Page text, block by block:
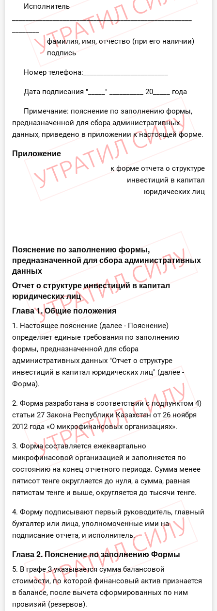
Исполнитель
_____________________________________________________
фамилия, имя, отчество (при его наличии)
подпись
Номер телефона:_________________________
Дата подписания "_____" __________ 20_____ года
Примечание: пояснение по заполнению формы,
предназначенной для сбора административных
данных, приведено в приложении к настоящей форме.
Приложение
к форме отчета о структуре
инвестиций в капитал
юридических лиц
Пояснение по заполнению формы,
предназначенной для сбора административных
данных
Отчет о структуре инвестиций в капитал
юридических лиц
Глава 1. Общие положения
1. Настоящее пояснение (далее - Пояснение)
определяет единые требования по заполнению
формы, предназначенной для сбора
административных данных "Отчет о структуре
инвестиций в капитал юридических лиц" (далее -
Форма).
2. Форма разработана в соответствии с подпунктом 4)
статьи 27 Закона Республики Казахстан от 26 ноября
2012 года «О микрофинансовых организациях».
3. Форма составляется ежеквартально
микрофинасовой организацией и заполняется по
состоянию на конец отчетного периода. Сумма менее
пятисот тенге округляется до нуля, а сумма, равная
пятистам тенге и выше, округляется до тысячи тенге.
4. Форму подписывают первый руководитель, главный
бухгалтер или лица, уполномоченные ими на
подписание отчета, и исполнитель.
Глава 2. Пояснение по заполнению Формы
5. В графе 3 указывается сумма балансовой
стоимости, по которой финансовый актив признается
в балансе, после вычета сформированных по ним
провизий (резервов).